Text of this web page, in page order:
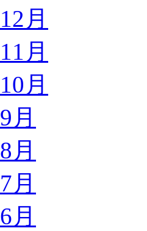
月
月
月
月
月
月
月